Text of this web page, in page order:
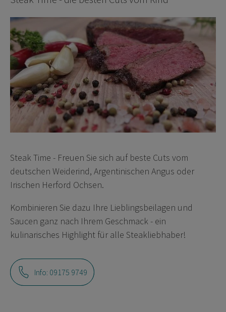
Steak Time - Freuen Sie sich auf beste Cuts vom
deutschen Weiderind, Argentinischen Angus oder
Irischen Herford Ochsen.
Kombinieren Sie dazu Ihre Lieblingsbeilagen und
Saucen ganz nach Ihrem Geschmack - ein
kulinarisches Highlight für alle Steakliebhaber!
Info: 09175 9749